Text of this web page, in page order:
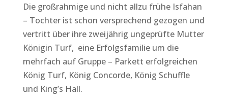
Die großrahmige und nicht allzu frühe Isfahan
– Tochter ist schon versprechend gezogen und
vertritt über ihre zweijährig ungeprüfte Mutter
Königin Turf, eine Erfolgsfamilie um die
mehrfach auf Gruppe – Parkett erfolgreichen
König Turf, König Concorde, König Schuffle
und King’s Hall.